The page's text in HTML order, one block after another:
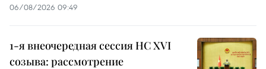
06/08/2026 09:49
1-я внеочередная сессия НС XVI
созыва: рассмотрение